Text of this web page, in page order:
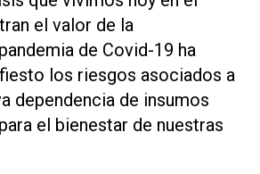
el valor de la
de Covid-19 ha
los riesgos asociados a
dependencia de insumos
el bienestar de nuestras